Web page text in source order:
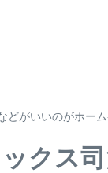
どがいいのがホー
クス